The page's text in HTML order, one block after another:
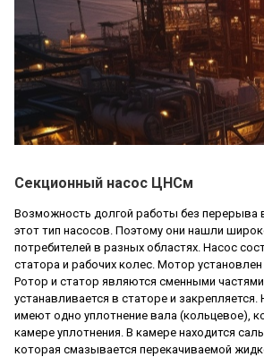
Секционный насос ЦНСм
Возможность долгой работы без перерыва
этот тип насосов. Поэтому они нашли
потребителей в разных областях. Насос
статора и рабочих колес. Мотор
Ротор и статор являются сменными
устанавливается в статоре и закрепляется.
имеют одно уплотнение вала (кольцевое),
камере уплотнения. В камере находится
которая смазывается перекачиваемой